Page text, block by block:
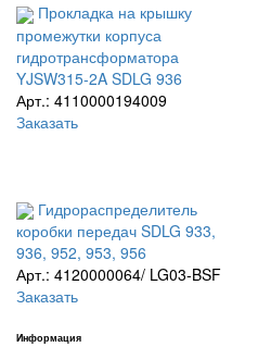
Прокладка на крышку
промежутки корпуса
гидротрансформатора
YJSW315-2A SDLG 936
Арт.: 4110000194009
Заказать
Гидрораспределитель
коробки передач SDLG 933,
936, 952, 953, 956
Арт.: 4120000064/ LG03-BSF
Заказать
Информация